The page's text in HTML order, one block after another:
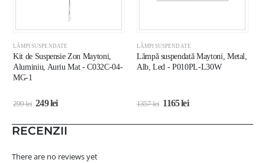
LĂMPI SUSPENDATE
Kit de Suspensie Zon Maytoni,
Aluminiu, Auriu Mat - C032C-04-
MG-1
299lei 249lei
LĂMPI SUSPENDATE
Lămpă suspendată Maytoni, Metal,
Alb, Led - P010PL-L30W
1357lei 1165lei
RECENZII
There are no reviews yet